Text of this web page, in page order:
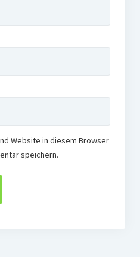
Website in diesem Browser
speichern.